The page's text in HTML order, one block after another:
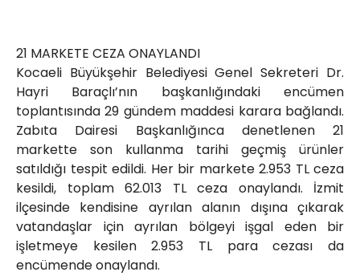
21 MARKETE CEZA ONAYLANDI
Kocaeli Büyükşehir Belediyesi Genel Sekreteri Dr.
Hayri Baraçlı’nın başkanlığındaki encümen
toplantısında 29 gündem maddesi karara bağlandı.
Zabıta Dairesi Başkanlığınca denetlenen 21
markette son kullanma tarihi geçmiş ürünler
satıldığı tespit edildi. Her bir markete 2.953 TL ceza
kesildi, toplam 62.013 TL ceza onaylandı. İzmit
ilçesinde kendisine ayrılan alanın dışına çıkarak
vatandaşlar için ayrılan bölgeyi işgal eden bir
işletmeye kesilen 2.953 TL para cezası da
encümende onaylandı.